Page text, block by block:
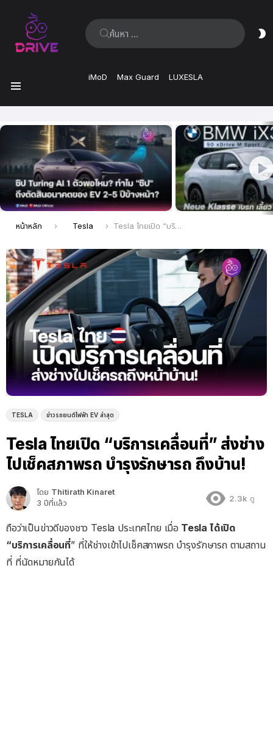
ค้นหา:
iMoD Max Guard LUXESLA
ล่าสุด
คุณอยู่ที่นี่:
หน้าหลัก Tesla Tesla ไทยเปิด “บริการเคลื่อนที่” ส่งช่างไปเช็คสภาพรถ บำรุงรักษารถ ถึงบ้าน!
TESLA ข่าวรถยนต์ไฟฟ้า EV ล่าสุด
Tesla ไทยเปิด “บริการเคลื่อนที่” ส่งช่าง
ไปเช็คสภาพรถ บำรุงรักษารถ ถึงบ้าน!
โดย Thitirath Kinaret
3 ปีที่แล้ว
2.3k ดู
ถือว่าเป็นข่าวดีของชาว Tesla ประเทศไทย เมื่อ Tesla ได้เปิด
“บริการเคลื่อนที่” ที่ให้ช่างเข้าไปเช็คสภาพรถ บำรุงรักษารถ ตามสถาน
ที่ ที่นัดหมายกันได้